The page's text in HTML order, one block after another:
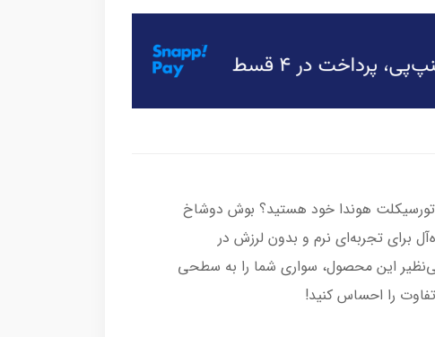
هوندا خود هستید؟ بوش دوشاخ
برای تجربه‌ای نرم و بدون لرزش در
این محصول، سواری شما را به سطحی
را احساس کنید!